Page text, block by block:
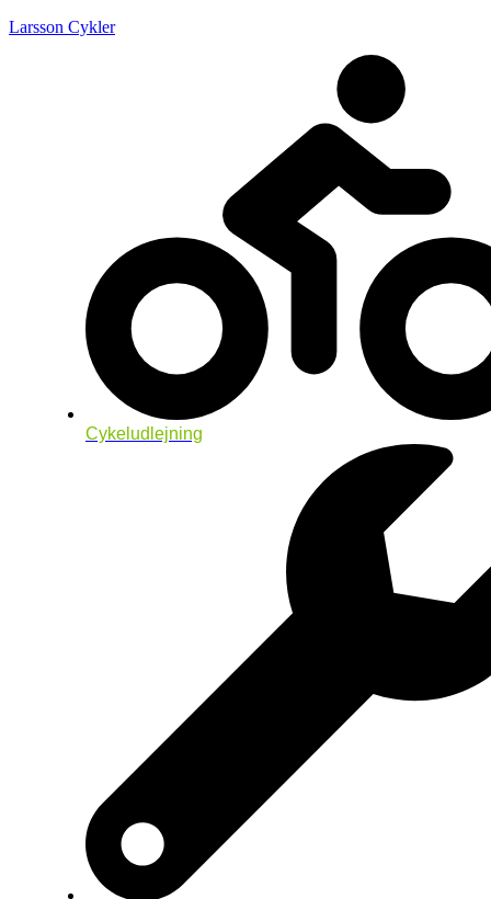
Larsson Cykler
Cykeludlejning